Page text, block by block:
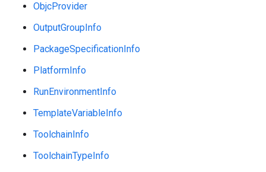
ObjcProvider
OutputGroupInfo
PackageSpecificationInfo
PlatformInfo
RunEnvironmentInfo
TemplateVariableInfo
ToolchainInfo
ToolchainTypeInfo